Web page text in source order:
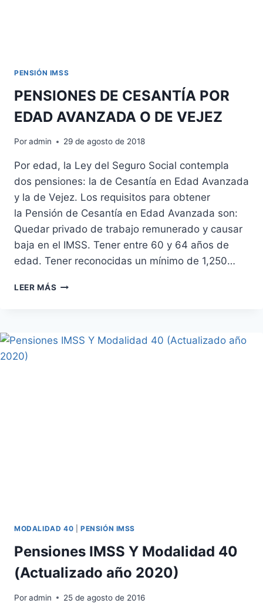
PENSIÓN IMSS
PENSIONES DE CESANTÍA POR
EDAD AVANZADA O DE VEJEZ
Poradmin 29 de agosto de 2018
Por edad, la Ley del Seguro Social contempla
dos pensiones: la de Cesantía en Edad Avanzada
y la de Vejez. Los requisitos para obtener
la Pensión de Cesantía en Edad Avanzada son:
Quedar privado de trabajo remunerado y causar
baja en el IMSS. Tener entre 60 y 64 años de
edad. Tener reconocidas un mínimo de 1,250…
LEER MÁS PENSIONES
EDAD
AVANZADA
MODALIDAD 40 PENSIÓN IMSS
Pensiones IMSS Y Modalidad 40
(Actualizado año 2020)
Poradmin 25 de agosto de 2016